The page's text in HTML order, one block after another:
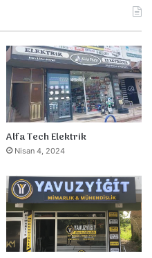
Alfa Tech Elektrik
Nisan 4, 2024